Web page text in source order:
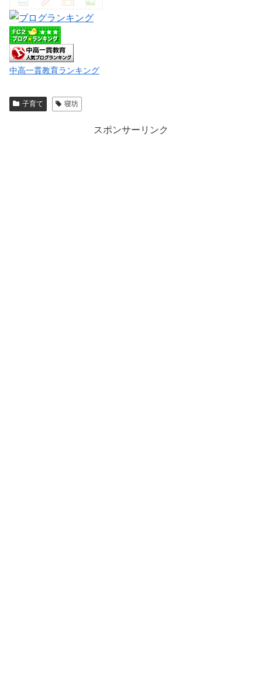
中高一貫教育ランキング
子育て 寝坊
スポンサーリンク